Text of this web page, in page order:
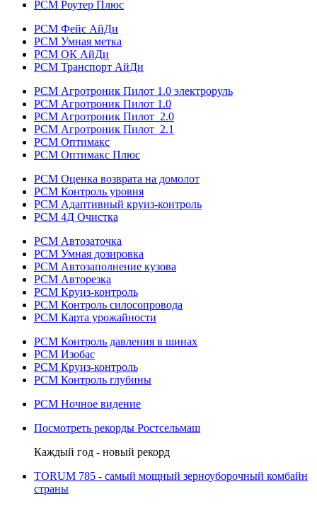
РСМ Роутер Плюс
РСМ Фейс АйДи
РСМ Умная метка
РСМ ОК АйДи
РСМ Транспорт АйДи
РСМ Агротроник Пилот 1.0 электроруль
РСМ Агротроник Пилот 1.0
РСМ Агротроник Пилот 2.0
РСМ Агротроник Пилот 2.1
РСМ Оптимакс
РСМ Оптимакс Плюс
РСМ Оценка возврата на домолот
РСМ Контроль уровня
РСМ Адаптивный круиз-контроль
РСМ 4Д Очистка
РСМ Автозаточка
РСМ Умная дозировка
РСМ Автозаполнение кузова
РСМ Авторезка
РСМ Круиз-контроль
РСМ Контроль силосопровода
РСМ Карта урожайности
РСМ Контроль давления в шинах
РСМ Изобас
РСМ Круиз-контроль
РСМ Контроль глубины
РСМ Ночное видение
Посмотреть рекорды Ростсельмаш
Каждый год - новый рекорд
TORUM 785 - cамый мощный зерноуборочный комбайн
страны